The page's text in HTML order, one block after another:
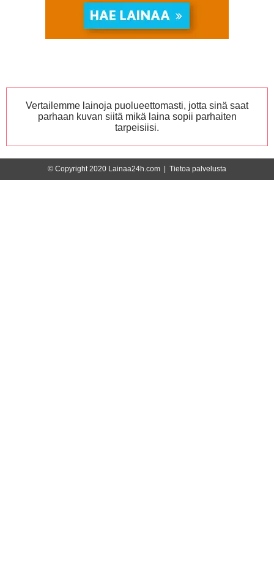
Vertailemme lainoja puolueettomasti, jotta sinä saat
parhaan kuvan siitä mikä laina sopii parhaiten
tarpeisiisi.
© Copyright 2020 Lainaa24h.com | Tietoa palvelusta